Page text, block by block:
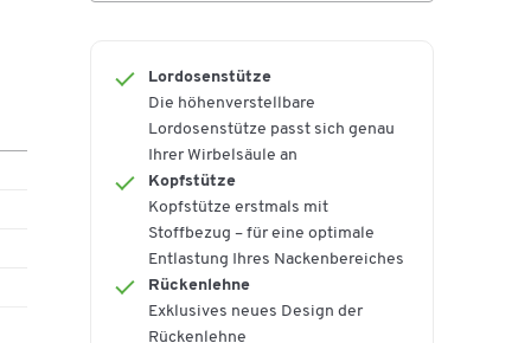
Lordosenstütze
Die höhenverstellbare
Lordosenstütze passt sich genau
Ihrer Wirbelsäule an
Kopfstütze
Kopfstütze erstmals mit
Stoffbezug – für eine optimale
Entlastung Ihres Nackenbereiches
Rückenlehne
Exklusives neues Design der
Rückenlehne